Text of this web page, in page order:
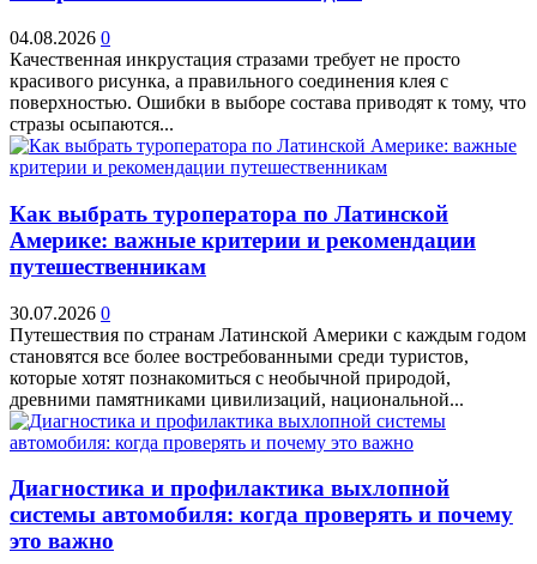
04.08.2026 0
Качественная инкрустация стразами требует не просто
красивого рисунка, а правильного соединения клея с
поверхностью. Ошибки в выборе состава приводят к тому, что
стразы осыпаются...
Как выбрать туроператора по Латинской
Америке: важные критерии и рекомендации
путешественникам
30.07.2026 0
Путешествия по странам Латинской Америки с каждым годом
становятся все более востребованными среди туристов,
которые хотят познакомиться с необычной природой,
древними памятниками цивилизаций, национальной...
Диагностика и профилактика выхлопной
системы автомобиля: когда проверять и почему
это важно